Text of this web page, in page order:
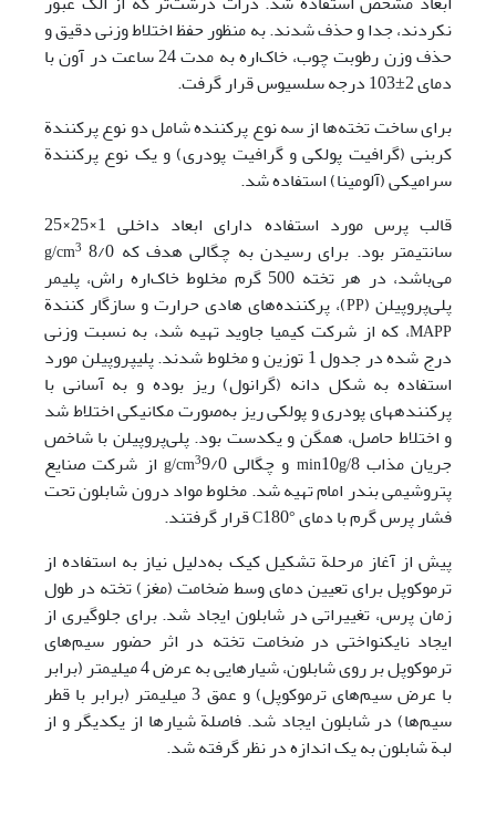
نکردند، جدا و حذف شدند. به ‌منظورحفظ اختلاط وزنی دقیق و
حذف وزن رطوبت چوب، خاک‌اره به مدت 24 ساعت در آون با
دمای 2
±103 درجه سلسیوس قرار‌ گرفت.
برای ساخت تخته‌ها از سه نوع پرکننده شامل دو نوع پرکنندة
کربنی (گرافیت پولکی و گرافیت پودری) و یک نوع پرکنندة
سرامیکی (آلومینا) استفاده شد.
قالب پرس مورد استفاده دارای ابعاد داخلی 1×25×25
سانتیمتر بود. برای رسیدن به چگالی هدف که
g/cm3 8/0
می‌باشد، در هر تخته 500 گرم مخلوط خاک‌اره راش، پلیمر
پلی‌پروپیلن (PP)، پرکننده‌های هادی حرارت و سازگار کنندة
MAPP، که از شرکت کیمیا جاوید تهیه شد، به نسبت وزنی
درج شده در جدول 1 توزین و مخلوط شدند. پلی­پروپیلن مورد
استفاده به شکل دانه (گرانول) ریز بوده و به آسانی با
پرکننده­های پودری و پولکی ریز به‌صورت مکانیکی اختلاط شد
و اختلاط حاصل، همگن و یکدست بود. پلی‌پروپیلن با شاخص
جریان مذاب
min10g/8 و چگالی g/cm39/0
از شرکت صنایع
پتروشیمی بندر امام تهیه شد. مخلوط مواد درون شابلون تحت
فشار پرس گرم با دمای °C180 قرار گرفتند.
پیش از آغاز مرحلة تشکیل کیک به‌دلیل نیاز به استفاده از
ترموکوپل برای تعیین دمای وسط ضخامت (مغز) تخته در طول
زمان پرس، تغییراتی در شابلون ایجاد شد. برای جلوگیری از
ایجاد نایکنواختی در ضخامت تخته در اثر حضور سیم‌های
ترموکوپل بر روی شابلون، شیارهایی به عرض 4 میلیمتر (برابر
با عرض سیم‌های ترموکوپل) و عمق 3 میلیمتر (برابر با قطر
سیم‌ها) در شابلون ایجاد شد. فاصلة شیارها از یکدیگر و از
لبة شابلون به ‌یک ‌اندازه در ‌نظر گرفته ‌شد.